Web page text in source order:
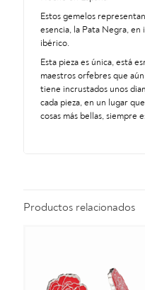
Estos gemelos
esencia, la Pata Negra, en
ibérico.
Esta pieza es única, está
maestros orfebres que
tiene incrustados unos
cada pieza, en un lugar
cosas más bellas, siempre
Productos relacionados